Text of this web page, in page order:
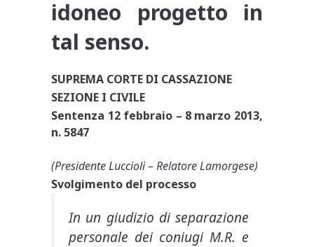
idoneo progetto in
tal senso.
SUPREMA CORTE DI CASSAZIONE
SEZIONE I CIVILE
Sentenza 12 febbraio – 8 marzo 2013,
n. 5847
(Presidente Luccioli – Relatore Lamorgese)
Svolgimento del processo
In un giudizio di separazione
personale dei coniugi M.R. e